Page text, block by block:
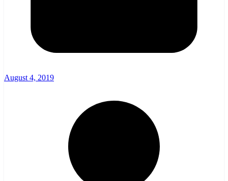
August 4, 2019